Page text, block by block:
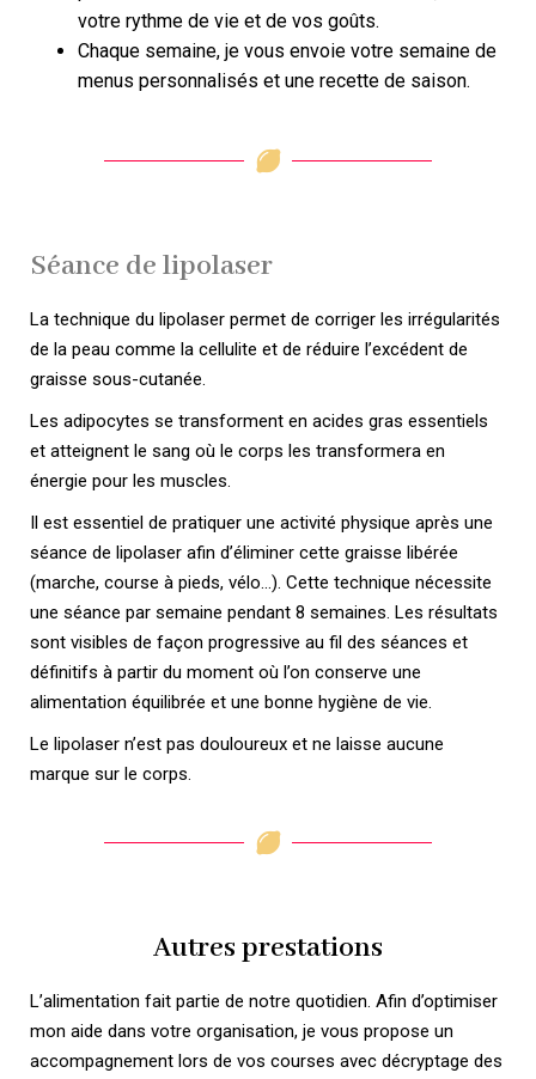
votre rythme de vie et de vos goûts.
Chaque semaine, je vous envoie votre semaine de
menus personnalisés et une recette de saison.
Séance de lipolaser
La technique du lipolaser permet de corriger les irrégularités
de la peau comme la cellulite et de réduire l’excédent de
graisse sous-cutanée.
Les adipocytes se transforment en acides gras essentiels
et atteignent le sang où le corps les transformera en
énergie pour les muscles.
Il est essentiel de pratiquer une activité physique après une
séance de lipolaser afin d’éliminer cette graisse libérée
(marche, course à pieds, vélo…). Cette technique nécessite
une séance par semaine pendant 8 semaines. Les résultats
sont visibles de façon progressive au fil des séances et
définitifs à partir du moment où l’on conserve une
alimentation équilibrée et une bonne hygiène de vie.
Le lipolaser n’est pas douloureux et ne laisse aucune
marque sur le corps.
Autres prestations
L’alimentation fait partie de notre quotidien. Afin d’optimiser
mon aide dans votre organisation, je vous propose un
accompagnement lors de vos courses avec décryptage des